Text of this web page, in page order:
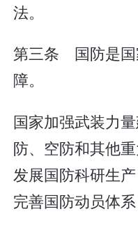
法。
第三条 国防是国
障。
国家加强武装力
防、空防和其他
发展国防科研生
完善国防动员体系